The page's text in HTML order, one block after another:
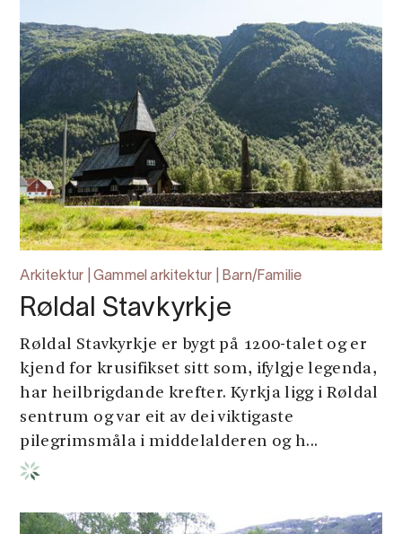
Arkitektur | Gammel arkitektur | Barn/Familie
Røldal Stavkyrkje
Røldal Stavkyrkje er bygt på 1200-talet og er
kjend for krusifikset sitt som, ifylgje legenda,
har heilbrigdande krefter. Kyrkja ligg i Røldal
sentrum og var eit av dei viktigaste
pilegrimsmåla i middelalderen og h...